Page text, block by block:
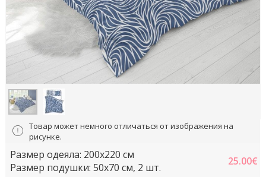
Товар может немного отличаться от изображения на
рисунке.
Размер одеяла: 200x220 cм
Размер подушки: 50x70 cм, 2 шт.
25.00€